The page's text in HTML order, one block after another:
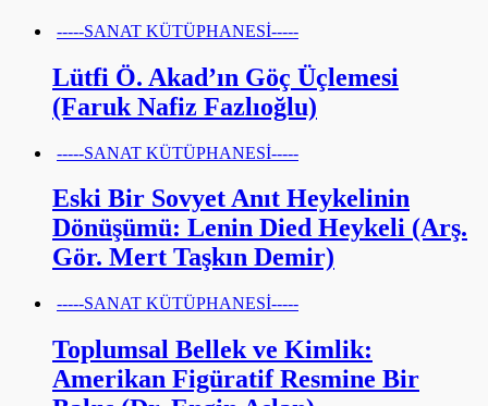
-----SANAT KÜTÜPHANESİ-----
Lütfi Ö. Akad’ın Göç Üçlemesi
(Faruk Nafiz Fazlıoğlu)
-----SANAT KÜTÜPHANESİ-----
Eski Bir Sovyet Anıt Heykelinin
Dönüşümü: Lenin Died Heykeli (Arş.
Gör. Mert Taşkın Demir)
-----SANAT KÜTÜPHANESİ-----
Toplumsal Bellek ve Kimlik:
Amerikan Figüratif Resmine Bir